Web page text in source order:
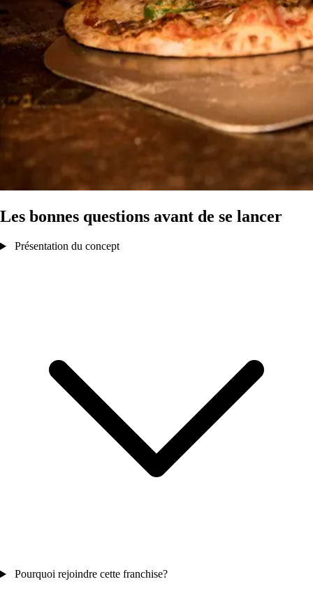
Les bonnes questions avant de se lancer
Présentation du concept
Pourquoi rejoindre cette franchise?